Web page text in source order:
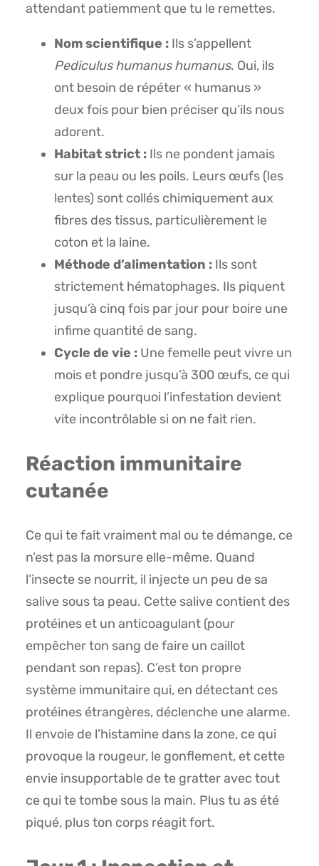
attendant patiemment que tu le remettes.
Nom scientifique : Ils s’appellent
Pediculus humanus humanus. Oui, ils
ont besoin de répéter « humanus »
deux fois pour bien préciser qu’ils nous
adorent.
Habitat strict : Ils ne pondent jamais
sur la peau ou les poils. Leurs œufs (les
lentes) sont collés chimiquement aux
fibres des tissus, particulièrement le
coton et la laine.
Méthode d’alimentation : Ils sont
strictement hématophages. Ils piquent
jusqu’à cinq fois par jour pour boire une
infime quantité de sang.
Cycle de vie : Une femelle peut vivre un
mois et pondre jusqu’à 300 œufs, ce qui
explique pourquoi l’infestation devient
vite incontrôlable si on ne fait rien.
Réaction immunitaire
cutanée
Ce qui te fait vraiment mal ou te démange, ce
n’est pas la morsure elle-même. Quand
l’insecte se nourrit, il injecte un peu de sa
salive sous ta peau. Cette salive contient des
protéines et un anticoagulant (pour
empêcher ton sang de faire un caillot
pendant son repas). C’est ton propre
système immunitaire qui, en détectant ces
protéines étrangères, déclenche une alarme.
Il envoie de l’histamine dans la zone, ce qui
provoque la rougeur, le gonflement, et cette
envie insupportable de te gratter avec tout
ce qui te tombe sous la main. Plus tu as été
piqué, plus ton corps réagit fort.